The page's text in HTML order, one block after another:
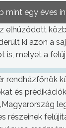
mint egy éves
elhúzódott
ki azon a
is, melyet a
rendházfőnök
és
részeinek